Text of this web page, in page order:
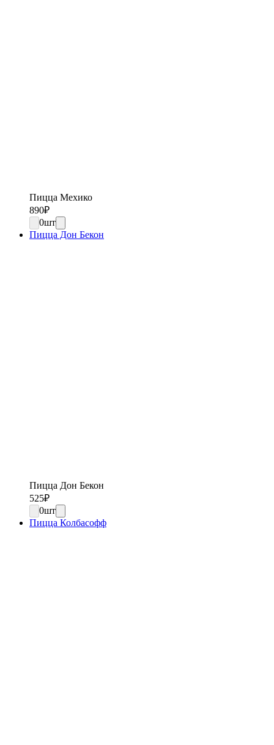
Пицца Мехико
890₽
0шт
Пицца Дон Бекон
Пицца Дон Бекон
525₽
0шт
Пицца Колбасофф